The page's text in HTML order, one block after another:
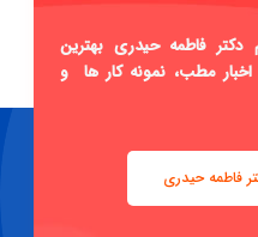
فاطمه حیدری بهترین
مطب، نمونه کار ها و
فاطمه حیدری